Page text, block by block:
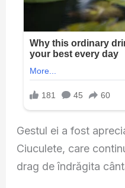
Gestul ei a fost
Ciuculete, care
drag de îndrăgita